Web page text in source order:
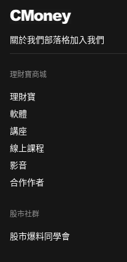
關於我們部落格加入我們
理財寶商城
理財寶
軟體
講座
線上課程
影音
合作作者
股市社群
股市爆料同學會